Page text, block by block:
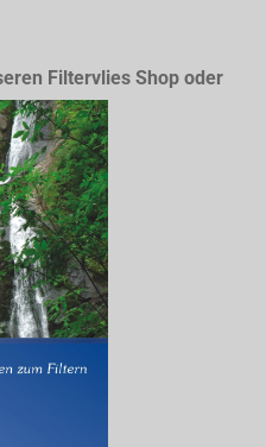
Filtervlies Shop oder